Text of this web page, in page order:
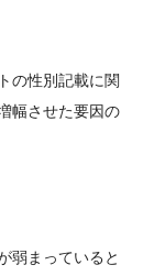
の性別記載に関
幅させた要因の
弱まっていると